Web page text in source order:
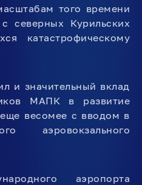
того времени
северных Курильских
катастрофическому
и значительный вклад
МАПК в развитие
весомее с вводом в
аэровокзального
аэропорта